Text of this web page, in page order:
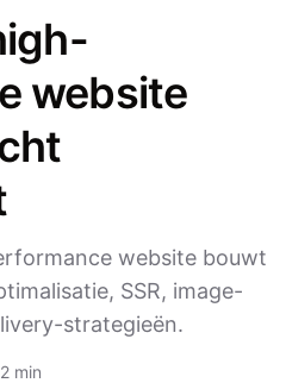
website
website bouwt
SSR, image-
strategieën.
min